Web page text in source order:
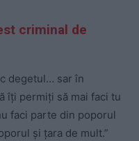
criminal de
degetul… sar în
îți permiți să mai faci tu
faci parte din poporul
și țara de mult.”